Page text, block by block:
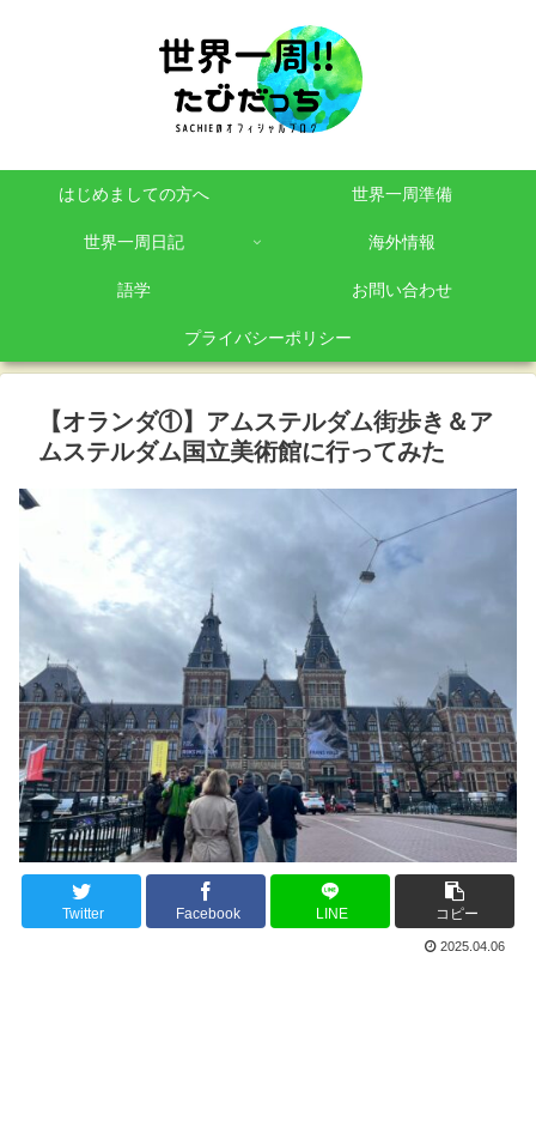
はじめましての方へ 世界一周準備
世界一周日記 海外情報
語学 お問い合わせ
プライバシーポリシー
【オランダ①】アムステルダム街歩き＆ア
ムステルダム国立美術館に行ってみた
Twitter Facebook LINE コピー
2025.04.06